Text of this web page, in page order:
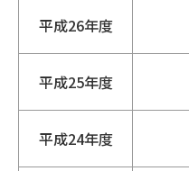
平成26年度
平成25年度
平成24年度